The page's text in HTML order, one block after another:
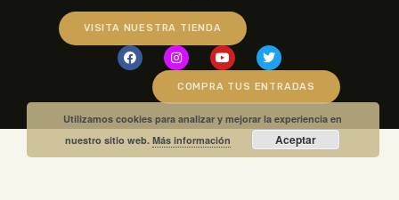
VISITA NUESTRA TIENDA
COMPRA TUS ENTRADAS
Utilizamos cookies para analizar y mejorar la experiencia en
nuestro sitio web.Más información Aceptar